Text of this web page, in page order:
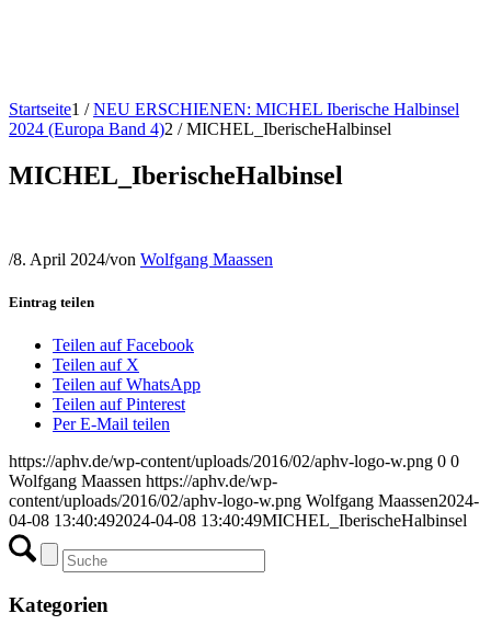
Startseite1 / NEU ERSCHIENEN: MICHEL Iberische Halbinsel
2024 (Europa Band 4)2 / MICHEL_IberischeHalbinsel
MICHEL_IberischeHalbinsel
/8. April 2024/von Wolfgang Maassen
Eintrag teilen
Teilen auf Facebook
Teilen auf X
Teilen auf WhatsApp
Teilen auf Pinterest
Per E-Mail teilen
https://aphv.de/wp-content/uploads/2016/02/aphv-logo-w.png 0 0
Wolfgang Maassen https://aphv.de/wp-
content/uploads/2016/02/aphv-logo-w.png Wolfgang Maassen2024-
04-08 13:40:492024-04-08 13:40:49MICHEL_IberischeHalbinsel
Kategorien